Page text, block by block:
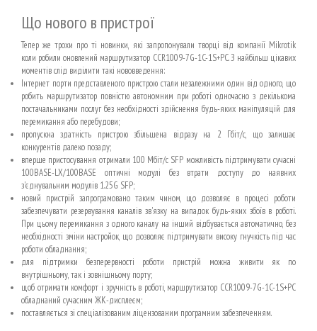
Що нового в пристрої
Тепер же трохи про ті новинки, які запропонували творці від компанії Mikrotik
коли робили оновлений маршрутизатор CCR1009-7G-1C-1S+PC. З найбільш цікавих
моментів слід виділити такі нововведення:
Інтернет порти представленого пристрою стали незалежними один від одного, що
робить маршрутизатор повністю автономним при роботі одночасно з декількома
постачальниками послуг без необхідності здійснення будь-яких маніпуляцій для
перемикання або перебудови;
пропускна здатність пристрою збільшена відразу на 2 Гбіт/с, що залишає
конкурентів далеко позаду;
вперше пристосування отримали 100 Мбіт/с SFP можливість підтримувати сучасні
100BASE-LX/100BASE оптичні модулі без втрати доступу до наявних
з'єднувальним модулів 1.25G SFP;
новий пристрій запрограмовано таким чином, що дозволяє в процесі роботи
забезпечувати резервування каналів зв'язку на випадок будь-яких збоїв в роботі.
При цьому перемикання з одного каналу на інший відбувається автоматично, без
необхідності зміни настройок, що дозволяє підтримувати високу гнучкість під час
роботи обладнання;
для підтримки безперервності роботи пристрій можна живити як по
внутрішньому, так і зовнішньому порту;
щоб отримати комфорт і зручність в роботі, маршрутизатор CCR1009-7G-1C-1S+PC
обладнаний сучасним ЖК-дисплеєм;
поставляється зі спеціалізованим ліцензованим програмним забезпеченням.